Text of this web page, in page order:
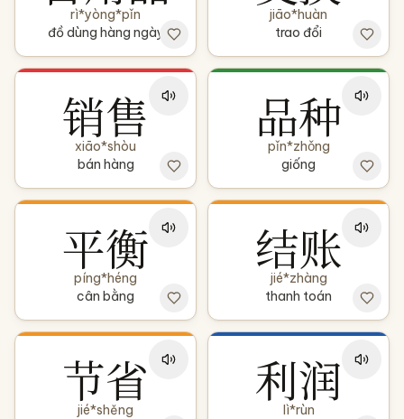
rì*yòng*pǐn
đồ dùng hàng ngày
jiāo*huàn
trao đổi
销售
xiāo*shòu
bán hàng
品种
pǐn*zhǒng
giống
平衡
píng*héng
cân bằng
结账
jié*zhàng
thanh toán
节省
jié*shěng
利润
lì*rùn